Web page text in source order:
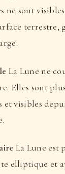
ne sont
terrestre,
La Lune ne
Elles sont
et visibles
La Lune est
elliptique et